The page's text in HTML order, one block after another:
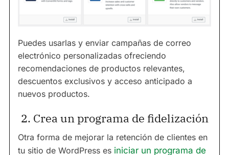
Puedes usarlas y enviar campañas de correo
electrónico personalizadas ofreciendo
recomendaciones de productos relevantes,
descuentos exclusivos y acceso anticipado a
nuevos productos.
2. Crea un programa de fidelización
Otra forma de mejorar la retención de clientes en
tu sitio de WordPress es iniciar un programa de